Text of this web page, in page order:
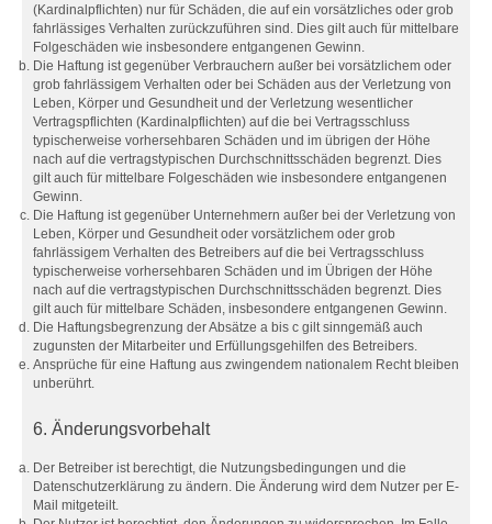
(Kardinalpflichten) nur für Schäden, die auf ein vorsätzliches oder grob
fahrlässiges Verhalten zurückzuführen sind. Dies gilt auch für mittelbare
Folgeschäden wie insbesondere entgangenen Gewinn.
Die Haftung ist gegenüber Verbrauchern außer bei vorsätzlichem oder
grob fahrlässigem Verhalten oder bei Schäden aus der Verletzung von
Leben, Körper und Gesundheit und der Verletzung wesentlicher
Vertragspflichten (Kardinalpflichten) auf die bei Vertragsschluss
typischerweise vorhersehbaren Schäden und im übrigen der Höhe
nach auf die vertragstypischen Durchschnittsschäden begrenzt. Dies
gilt auch für mittelbare Folgeschäden wie insbesondere entgangenen
Gewinn.
Die Haftung ist gegenüber Unternehmern außer bei der Verletzung von
Leben, Körper und Gesundheit oder vorsätzlichem oder grob
fahrlässigem Verhalten des Betreibers auf die bei Vertragsschluss
typischerweise vorhersehbaren Schäden und im Übrigen der Höhe
nach auf die vertragstypischen Durchschnittsschäden begrenzt. Dies
gilt auch für mittelbare Schäden, insbesondere entgangenen Gewinn.
Die Haftungsbegrenzung der Absätze a bis c gilt sinngemäß auch
zugunsten der Mitarbeiter und Erfüllungsgehilfen des Betreibers.
Ansprüche für eine Haftung aus zwingendem nationalem Recht bleiben
unberührt.
6. Änderungsvorbehalt
Der Betreiber ist berechtigt, die Nutzungsbedingungen und die
Datenschutzerklärung zu ändern. Die Änderung wird dem Nutzer per E-
Mail mitgeteilt.